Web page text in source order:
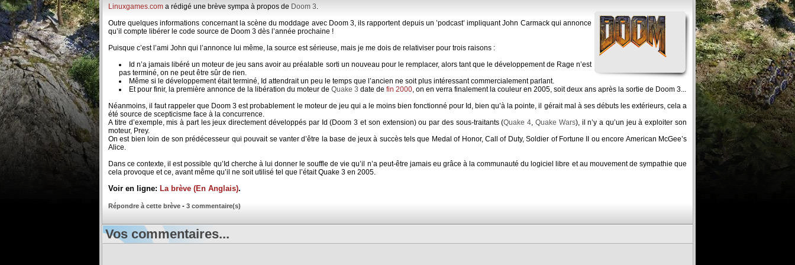
Linuxgames.com a rédigé une brève sympa à propos de Doom 3.
Outre quelques informations concernant la scène du moddage avec Doom 3, ils rapportent depuis un ’podcast’ impliquant John Carmack qui annonce
qu’il compte libérer le code source de Doom 3 dès l’année prochaine !
Puisque c’est l’ami John qui l’annonce lui même, la source est sérieuse, mais je me dois de relativiser pour trois raisons :
Id n’a jamais libéré un moteur de jeu sans avoir au préalable sorti un nouveau pour le remplacer, alors tant que le développement de Rage n’est
pas terminé, on ne peut être sûr de rien.
Même si le développement était terminé, Id attendrait un peu le temps que l’ancien ne soit plus intéressant commercialement parlant.
Et pour finir, la première annonce de la libération du moteur de Quake 3 date de fin 2000, on en verra finalement la couleur en 2005, soit deux ans après la sortie de Doom 3...
Néanmoins, il faut rappeler que Doom 3 est probablement le moteur de jeu qui a le moins bien fonctionné pour Id, bien qu’à la pointe, il gérait mal à ses débuts les extérieurs, cela a
été source de scepticisme face à la concurrence.
A titre d’exemple, mis à part les jeux directement développés par Id (Doom 3 et son extension) ou par des sous-traitants (Quake 4, Quake Wars), il n’y a qu’un jeu à exploiter son
moteur, Prey.
On est bien loin de son prédécesseur qui pouvait se vanter d’être la base de jeux à succès tels que Medal of Honor, Call of Duty, Soldier of Fortune II ou encore American McGee’s
Alice.
Dans ce contexte, il est possible qu’Id cherche à lui donner le souffle de vie qu’il n’a peut-être jamais eu grâce à la communauté du logiciel libre et au mouvement de sympathie que
cela provoque et ce, avant même qu’il ne soit utilisé tel que l’était Quake 3 en 2005.
Voir en ligne: La brève (En Anglais).
Répondre à cette brève - 3 commentaire(s)
Vos commentaires...